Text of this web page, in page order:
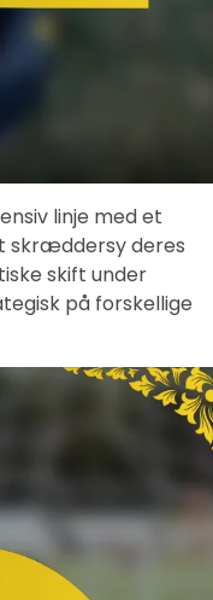
linje med et
skræddersy deres
skift under
på forskellige